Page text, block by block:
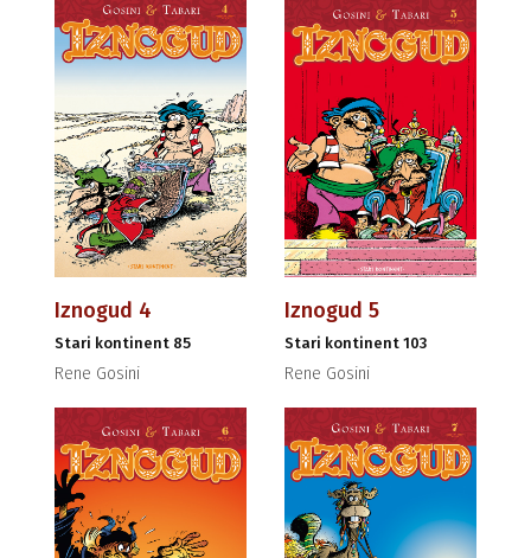
Iznogud 4
Stari kontinent 85
Rene Gosini
Iznogud 5
Stari kontinent 103
Rene Gosini